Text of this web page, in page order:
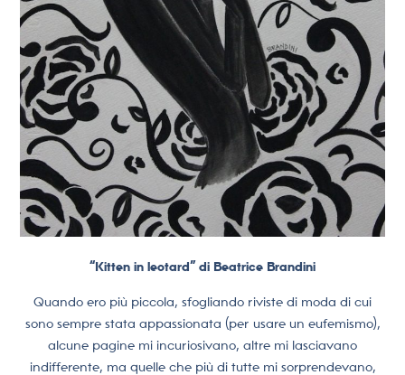
“Kitten in leotard” di Beatrice Brandini
Quando ero più piccola, sfogliando riviste di moda di cui
sono sempre stata appassionata (per usare un eufemismo),
alcune pagine mi incuriosivano, altre mi lasciavano
indifferente, ma quelle che più di tutte mi sorprendevano,